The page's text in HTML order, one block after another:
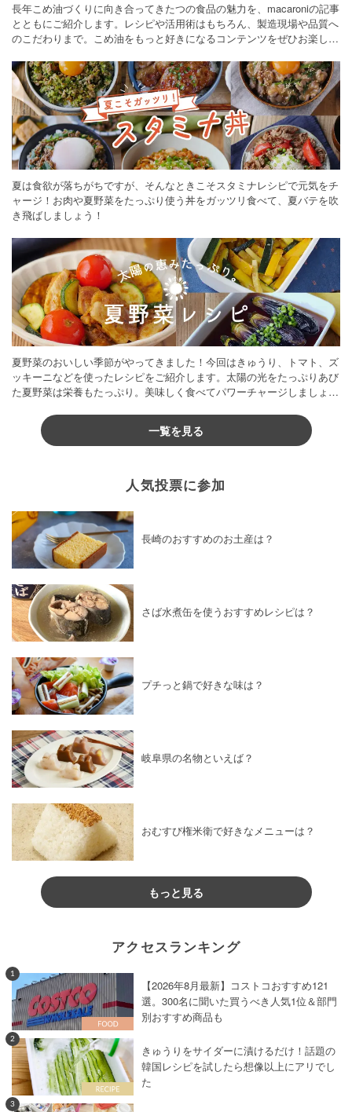
長年こめ油づくりに向き合ってきたつの食品の魅力を、macaroniの記事
とともにご紹介します。レシピや活用術はもちろん、製造現場や品質へ
のこだわりまで。こめ油をもっと好きになるコンテンツをぜひお楽しみ
夏は食欲が落ちがちですが、そんなときこそスタミナレシピで元気をチ
ャージ！お肉や夏野菜をたっぷり使う丼をガッツリ食べて、夏バテを吹
き飛ばしましょう！
夏野菜のおいしい季節がやってきました！今回はきゅうり、トマト、ズ
ッキーニなどを使ったレシピをご紹介します。太陽の光をたっぷりあび
た夏野菜は栄養もたっぷり。美味しく食べてパワーチャージしましょう
一覧を見る
人気投票に参加
長崎のおすすめのお土産は？
さば水煮缶を使うおすすめレシピは？
プチっと鍋で好きな味は？
岐阜県の名物といえば？
おむすび権米衛で好きなメニューは？
もっと見る
アクセスランキング
1
【2026年8月最新】コストコおすすめ121
選。300名に聞いた買うべき人気1位＆部門
別おすすめ商品も
2
きゅうりをサイダーに漬けるだけ！話題の
韓国レシピを試したら想像以上にアリでし
た
3